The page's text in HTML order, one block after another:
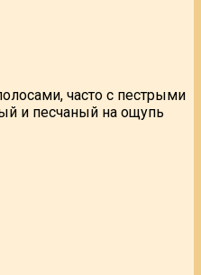
часто с пестрыми
и песчаный на ощупь